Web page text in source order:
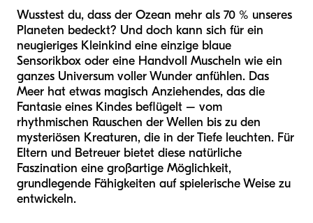
Wusstest du, dass der Ozean mehr als 70 % unseres
Planeten bedeckt? Und doch kann sich für ein
neugieriges Kleinkind eine einzige blaue
Sensorikbox oder eine Handvoll Muscheln wie ein
ganzes Universum voller Wunder anfühlen. Das
Meer hat etwas magisch Anziehendes, das die
Fantasie eines Kindes beflügelt – vom
rhythmischen Rauschen der Wellen bis zu den
mysteriösen Kreaturen, die in der Tiefe leuchten. Für
Eltern und Betreuer bietet diese natürliche
Faszination eine großartige Möglichkeit,
grundlegende Fähigkeiten auf spielerische Weise zu
entwickeln.